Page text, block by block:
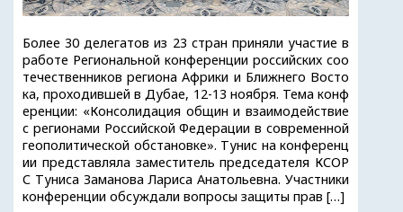
Более 30 делегатов из 23 стран приняли участие в
работе Региональной конференции российских соо
течественников региона Африки и Ближнего Восто
ка, проходившей в Дубае, 12-13 ноября. Тема конф
еренции: «Консолидация общин и взаимодействие
с регионами Российской Федерации в современной
геополитической обстановке». Тунис на конференц
ии представляла заместитель председателя КСОР
С Туниса Заманова Лариса Анатольевна. Участники
конференции обсуждали вопросы защиты прав […]